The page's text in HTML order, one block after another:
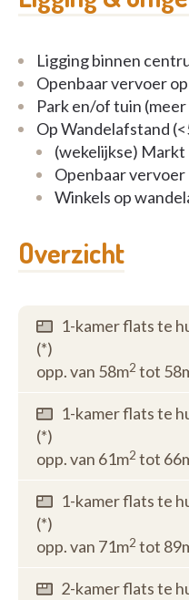
Ligging binnen
Openbaar vervoer
Park en/of tuin
Op Wandelafstand
(wekelijkse) Markt
Openbaar vervoer
Winkels op
Overzicht
1-kamer flats te
(*)
opp. van 58m2 tot
1-kamer flats te
(*)
opp. van 61m2 tot
1-kamer flats te
(*)
opp. van 71m2 tot
2-kamer flats te